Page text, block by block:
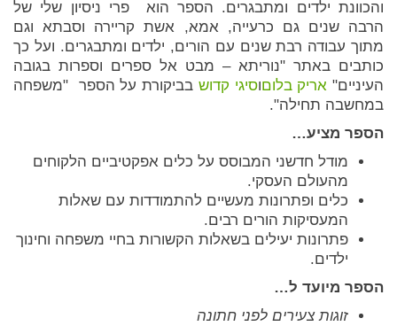
והכוונת ילדים ומתבגרים. הספר הוא פרי ניסיון שלי של
הרבה שנים גם כרעייה, אמא, אשת קריירה וסבתא וגם
מתוך עבודה רבת שנים עם הורים, ילדים ומתבגרים. ועל כך
כותבים באתר "נוריתא – מבט אל ספרים וספרות בגובה
העיניים"אריק בלוםוסיגי קדושבביקורת על הספר "משפחה
במחשבה תחילה".
הספר מציע…
מודל חדשני המבוסס על כלים אפקטיביים הלקוחים
מהעולם העסקי.
כלים ופתרונות מעשיים להתמודדות עם שאלות
המעסיקות הורים רבים.
פתרונות יעילים בשאלות הקשורות בחיי משפחה וחינוך
ילדים.
הספר מיועד ל…
זוגות צעירים לפני חתונה